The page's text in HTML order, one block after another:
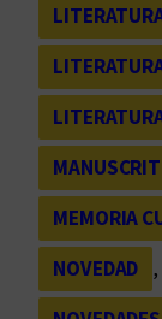
MEMORIA
NOVEDAD
,